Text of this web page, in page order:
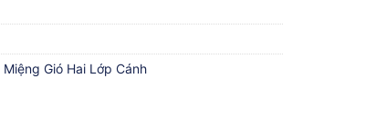
Miệng Gió Hai Lớp Cánh